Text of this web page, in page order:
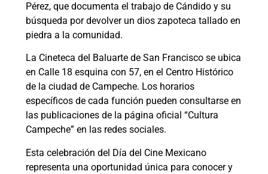
Pérez, que documenta el trabajo de Cándido y su
búsqueda por devolver un dios zapoteca tallado en
piedra a la comunidad.
La Cineteca del Baluarte de San Francisco se ubica
en Calle 18 esquina con 57, en el Centro Histórico
de la ciudad de Campeche. Los horarios
específicos de cada función pueden consultarse en
las publicaciones de la página oficial “Cultura
Campeche” en las redes sociales.
Esta celebración del Día del Cine Mexicano
representa una oportunidad única para conocer y